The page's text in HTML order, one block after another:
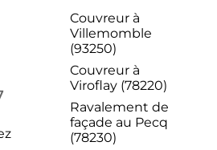
Couvreur à
Villemomble
(93250)
Couvreur à
Viroflay (78220)
Ravalement de
façade au Pecq
(78230)